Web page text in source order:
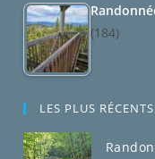
(184)
LES PLUS RÉCENTS